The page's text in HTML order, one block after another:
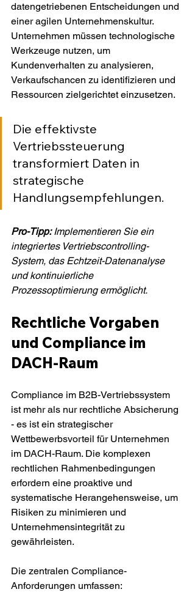
datengetriebenen Entscheidungen und
einer agilen Unternehmenskultur.
Unternehmen müssen technologische
Werkzeuge nutzen, um
Kundenverhalten zu analysieren,
Verkaufschancen zu identifizieren und
Ressourcen zielgerichtet einzusetzen.
Die effektivste
Vertriebssteuerung
transformiert Daten in
strategische
Handlungsempfehlungen.
Pro-Tipp: Implementieren Sie ein
integriertes Vertriebscontrolling-
System, das Echtzeit-Datenanalyse
und kontinuierliche
Prozessoptimierung ermöglicht.
Rechtliche Vorgaben
und Compliance im
DACH-Raum
Compliance im B2B-Vertriebssystem
ist mehr als nur rechtliche Absicherung
- es ist ein strategischer
Wettbewerbsvorteil für Unternehmen
im DACH-Raum. Die komplexen
rechtlichen Rahmenbedingungen
erfordern eine proaktive und
systematische Herangehensweise, um
Risiken zu minimieren und
Unternehmensintegrität zu
gewährleisten.
Die zentralen Compliance-
Anforderungen umfassen: